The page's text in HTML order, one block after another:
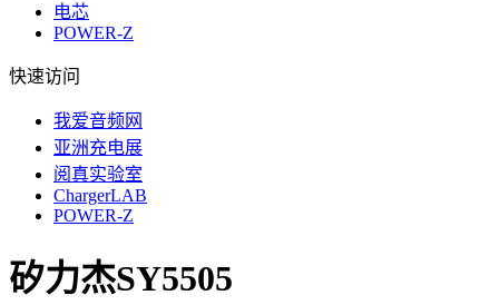
电芯
POWER-Z
快速访问
我爱音频网
亚洲充电展
阅真实验室
ChargerLAB
POWER-Z
矽力杰SY5505